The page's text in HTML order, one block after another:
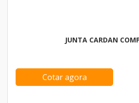
JUNTA CARDAN
Cotar agora